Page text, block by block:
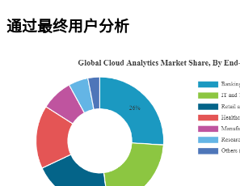
通过最终用户分析